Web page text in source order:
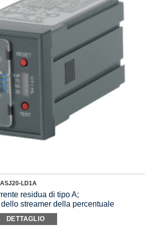
LD1A
residua di tipo A;
streamer della percentuale
corrente residua nominale;
DETTAGLIO